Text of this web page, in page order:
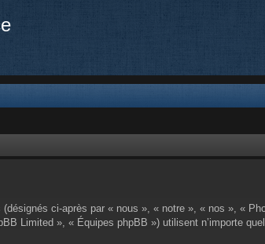
ci-après par « nous », « notre », « nos », «
Limited », « Équipes phpBB ») utilisent n’importe